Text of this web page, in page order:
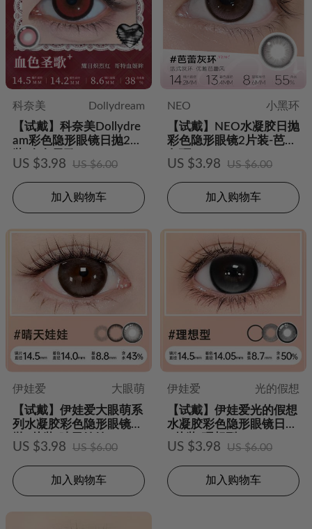
科奈美
Dollydream
【试戴】科奈美Dollydre
am彩色隐形眼镜日抛2片
装-血色圣歌
US $3.98 US $6.00
加入购物车
NEO
小黑环
【试戴】NEO水凝胶日抛
彩色隐形眼镜2片装-芭蕾
US $3.98 US $6.00
加入购物车
伊娃爱
大眼萌
【试戴】伊娃爱大眼萌系
列水凝胶彩色隐形眼镜日
抛2片装-晴天娃娃
US $3.98 US $6.00
加入购物车
伊娃爱
光的假想
【试戴】伊娃爱光的假想
水凝胶彩色隐形眼镜日抛
2片装-理想型
US $3.98 US $6.00
加入购物车